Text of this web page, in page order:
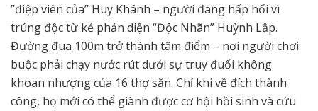
”điệp viên của” Huy Khánh – người đang hấp hối vì
trúng độc từ kẻ phản diện “Độc Nhãn” Huỳnh Lập.
Đường đua 100m trở thành tâm điểm – nơi người chơi
buộc phải chạy nước rút dưới sự truy đuổi không
khoan nhượng của 16 thợ săn. Chỉ khi về đích thành
công, họ mới có thể giành được cơ hội hồi sinh và cứu